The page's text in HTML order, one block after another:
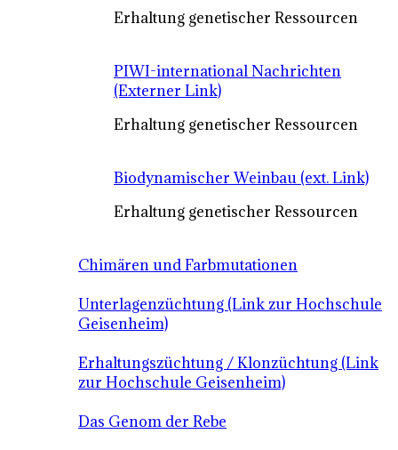
Erhaltung genetischer Ressourcen
PIWI-international Nachrichten
(Externer Link)
Erhaltung genetischer Ressourcen
Biodynamischer Weinbau (ext. Link)
Erhaltung genetischer Ressourcen
Chimären und Farbmutationen
Unterlagenzüchtung (Link zur Hochschule
Geisenheim)
Erhaltungszüchtung / Klonzüchtung (Link
zur Hochschule Geisenheim)
Das Genom der Rebe